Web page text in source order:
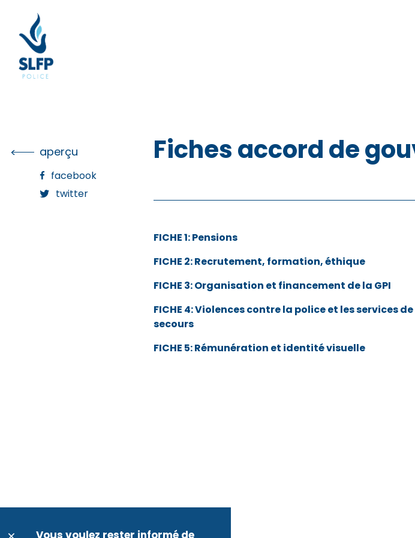
content
aperçu
facebook
twitter
Fiches accord de
FICHE 1: Pensions
FICHE 2: Recrutement, formation, éthique
FICHE 3: Organisation et financement de la GPI
FICHE 4: Violences contre la police et les services de
secours
FICHE 5: Rémunération et identité visuelle
Vous voulez rester informé de